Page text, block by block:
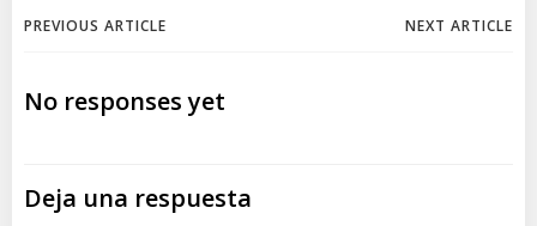
Navegación
de
PREVIOUS ARTICLE
Navegación
NEXT ARTICLE
No responses yet
Deja una respuesta